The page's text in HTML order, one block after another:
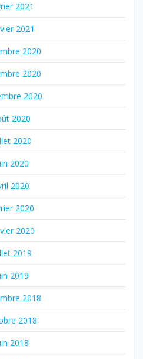
2021
2021
2020
2020
2020
2020
2020
2020
2020
2020
2020
2019
2019
2018
2018
2018